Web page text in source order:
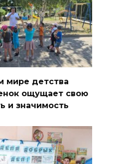
мире детства
ощущает свою
и значимость